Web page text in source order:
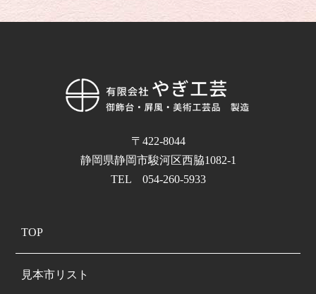
〒422-8044
静岡県静岡市駿河区西脇1082-1
TEL 054-260-5933
TOP
見本市リスト